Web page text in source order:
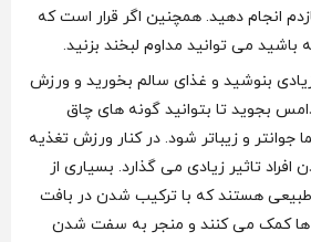
انجام دهید. همچنین اگر قرار است که
می‌ توانید مداوم لبخند بزنید.
بنوشید و غذای سالم بخورید و ورزش
بجوید تا بتوانید گونه های چاق
جوانتر و زیباتر شود. در کنار ورزش تغذیه
افراد تاثیر زیادی می گذارد. بسیاری از
طبیعی هستند که با ترکیب شدن در بافت
کمک می کنند و منجر به سفت شدن